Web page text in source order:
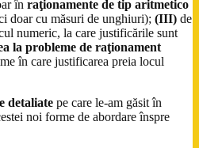
în raţionamente de tip aritmetico
doar cu măsuri de unghiuri); (III) de
numeric, la care justificările sunt
la probleme de raţionament
în care justificarea preia locul
detaliate pe care le-am găsit în
noi forme de abordare înspre